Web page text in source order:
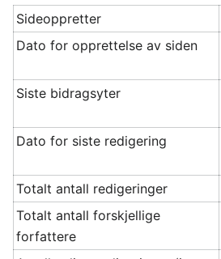
Sideoppretter
Dato for opprettelse av siden
Siste bidragsyter
Dato for siste redigering
Totalt antall redigeringer
Totalt antall forskjellige
forfattere